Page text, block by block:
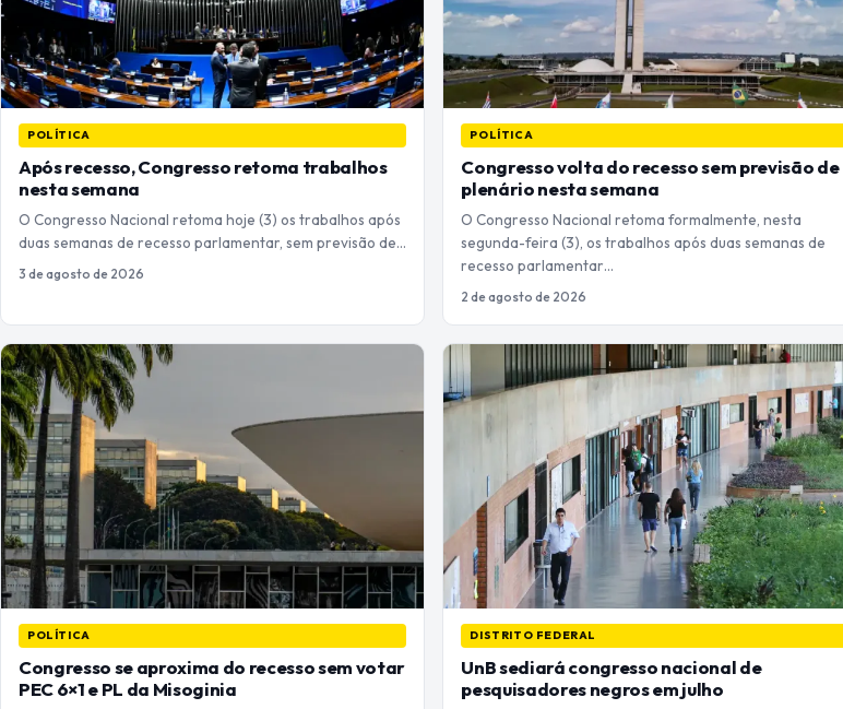
POLÍTICA
Após recesso, Congresso retoma trabalhos
nesta semana
O Congresso Nacional retoma hoje (3) os trabalhos após
duas semanas de recesso parlamentar, sem previsão de…
3 de agosto de 2026
POLÍTICA
Congresso volta do recesso sem previsão de
plenário nesta semana
O Congresso Nacional retoma formalmente, nesta
segunda-feira (3), os trabalhos após duas semanas de
recesso parlamentar…
2 de agosto de 2026
POLÍTICA
Congresso se aproxima do recesso sem votar
PEC 6×1 e PL da Misoginia
DISTRITO FEDERAL
UnB sediará congresso nacional de
pesquisadores negros em julho